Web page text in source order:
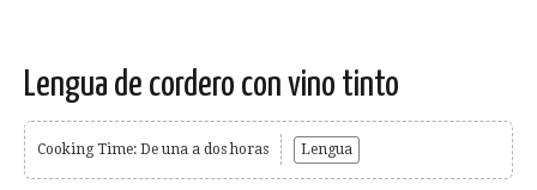
Lengua de cordero con vino tinto
Cooking Time: De una a dos horas Lengua